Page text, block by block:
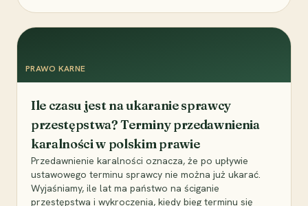
PRAWO KARNE
Ile czasu jest na ukaranie sprawcy
przestępstwa? Terminy przedawnienia
karalności w polskim prawie
Przedawnienie karalności oznacza, że po upływie
ustawowego terminu sprawcy nie można już ukarać.
Wyjaśniamy, ile lat ma państwo na ściganie
przestępstwa i wykroczenia, kiedy bieg terminu się